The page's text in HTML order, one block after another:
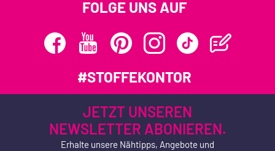
FOLGE UNS AUF
#STOFFEKONTOR
JETZT UNSEREN
NEWSLETTER ABONIEREN.
Erhalte unsere Nähtipps, Angebote und